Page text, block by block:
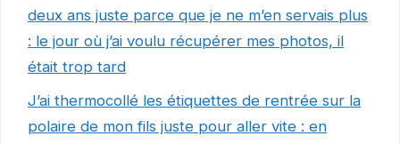
deux ans juste parce que je ne m’en servais plus
: le jour où j’ai voulu récupérer mes photos, il
était trop tard
J’ai thermocollé les étiquettes de rentrée sur la
polaire de mon fils juste pour aller vite : en